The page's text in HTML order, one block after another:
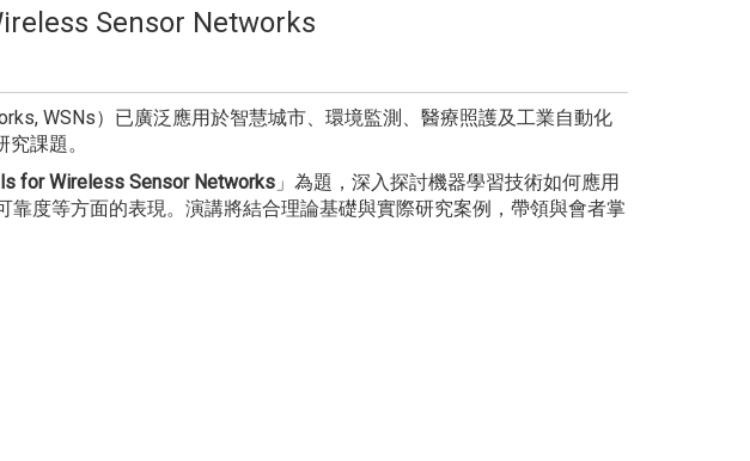
Sensor Networks
WSNs）已廣泛應用於智慧城市、環境監測、醫療照護及工業自動化
課題。
for Wireless Sensor Networks 」為題，深入探討機器學習技術如何應用
度等方面的表現。演講將結合理論基礎與實際研究案例，帶領與會者掌